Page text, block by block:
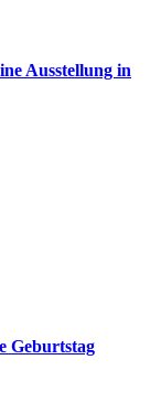
Ausstellung in
Geburtstag